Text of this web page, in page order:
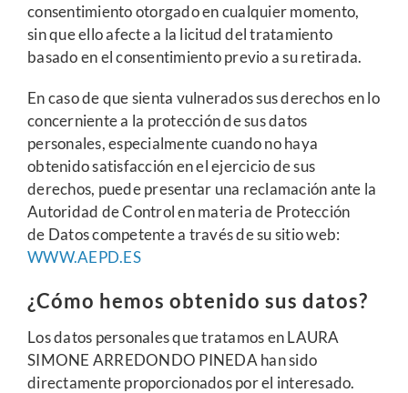
consentimiento otorgado en cualquier momento,
sin que ello afecte a la licitud del tratamiento
basado en el consentimiento previo a su retirada.
En caso de que sienta vulnerados sus derechos en lo
concerniente a la protección de sus datos
personales, especialmente cuando no haya
obtenido satisfacción en el ejercicio de sus
derechos, puede presentar una reclamación ante la
Autoridad de Control en materia de Protección
de Datos competente a través de su sitio web:
WWW.AEPD.ES
¿Cómo hemos obtenido sus datos?
Los datos personales que tratamos en LAURA
SIMONE ARREDONDO PINEDA han sido
directamente proporcionados por el interesado.